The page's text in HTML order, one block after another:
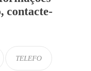
contacte-